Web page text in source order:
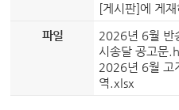
[게시판]에 게
파일
2026년 6월 반
시송달 공고문
2026년 6월 고
역.xlsx